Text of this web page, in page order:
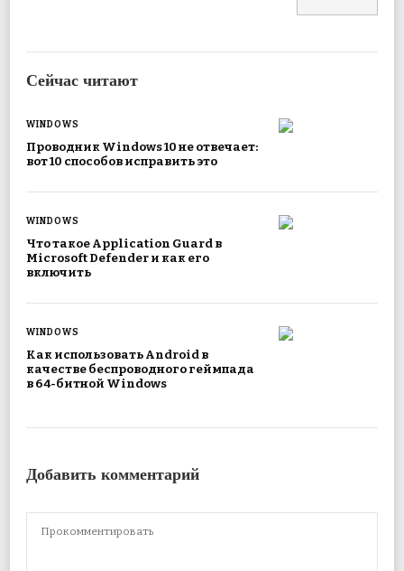
Сейчас читают
WINDOWS
Проводник Windows 10 не отвечает:
вот 10 способов исправить это
WINDOWS
Что такое Application Guard в
Microsoft Defender и как его
включить
WINDOWS
Как использовать Android в
качестве беспроводного геймпада
в 64-битной Windows
Добавить комментарий